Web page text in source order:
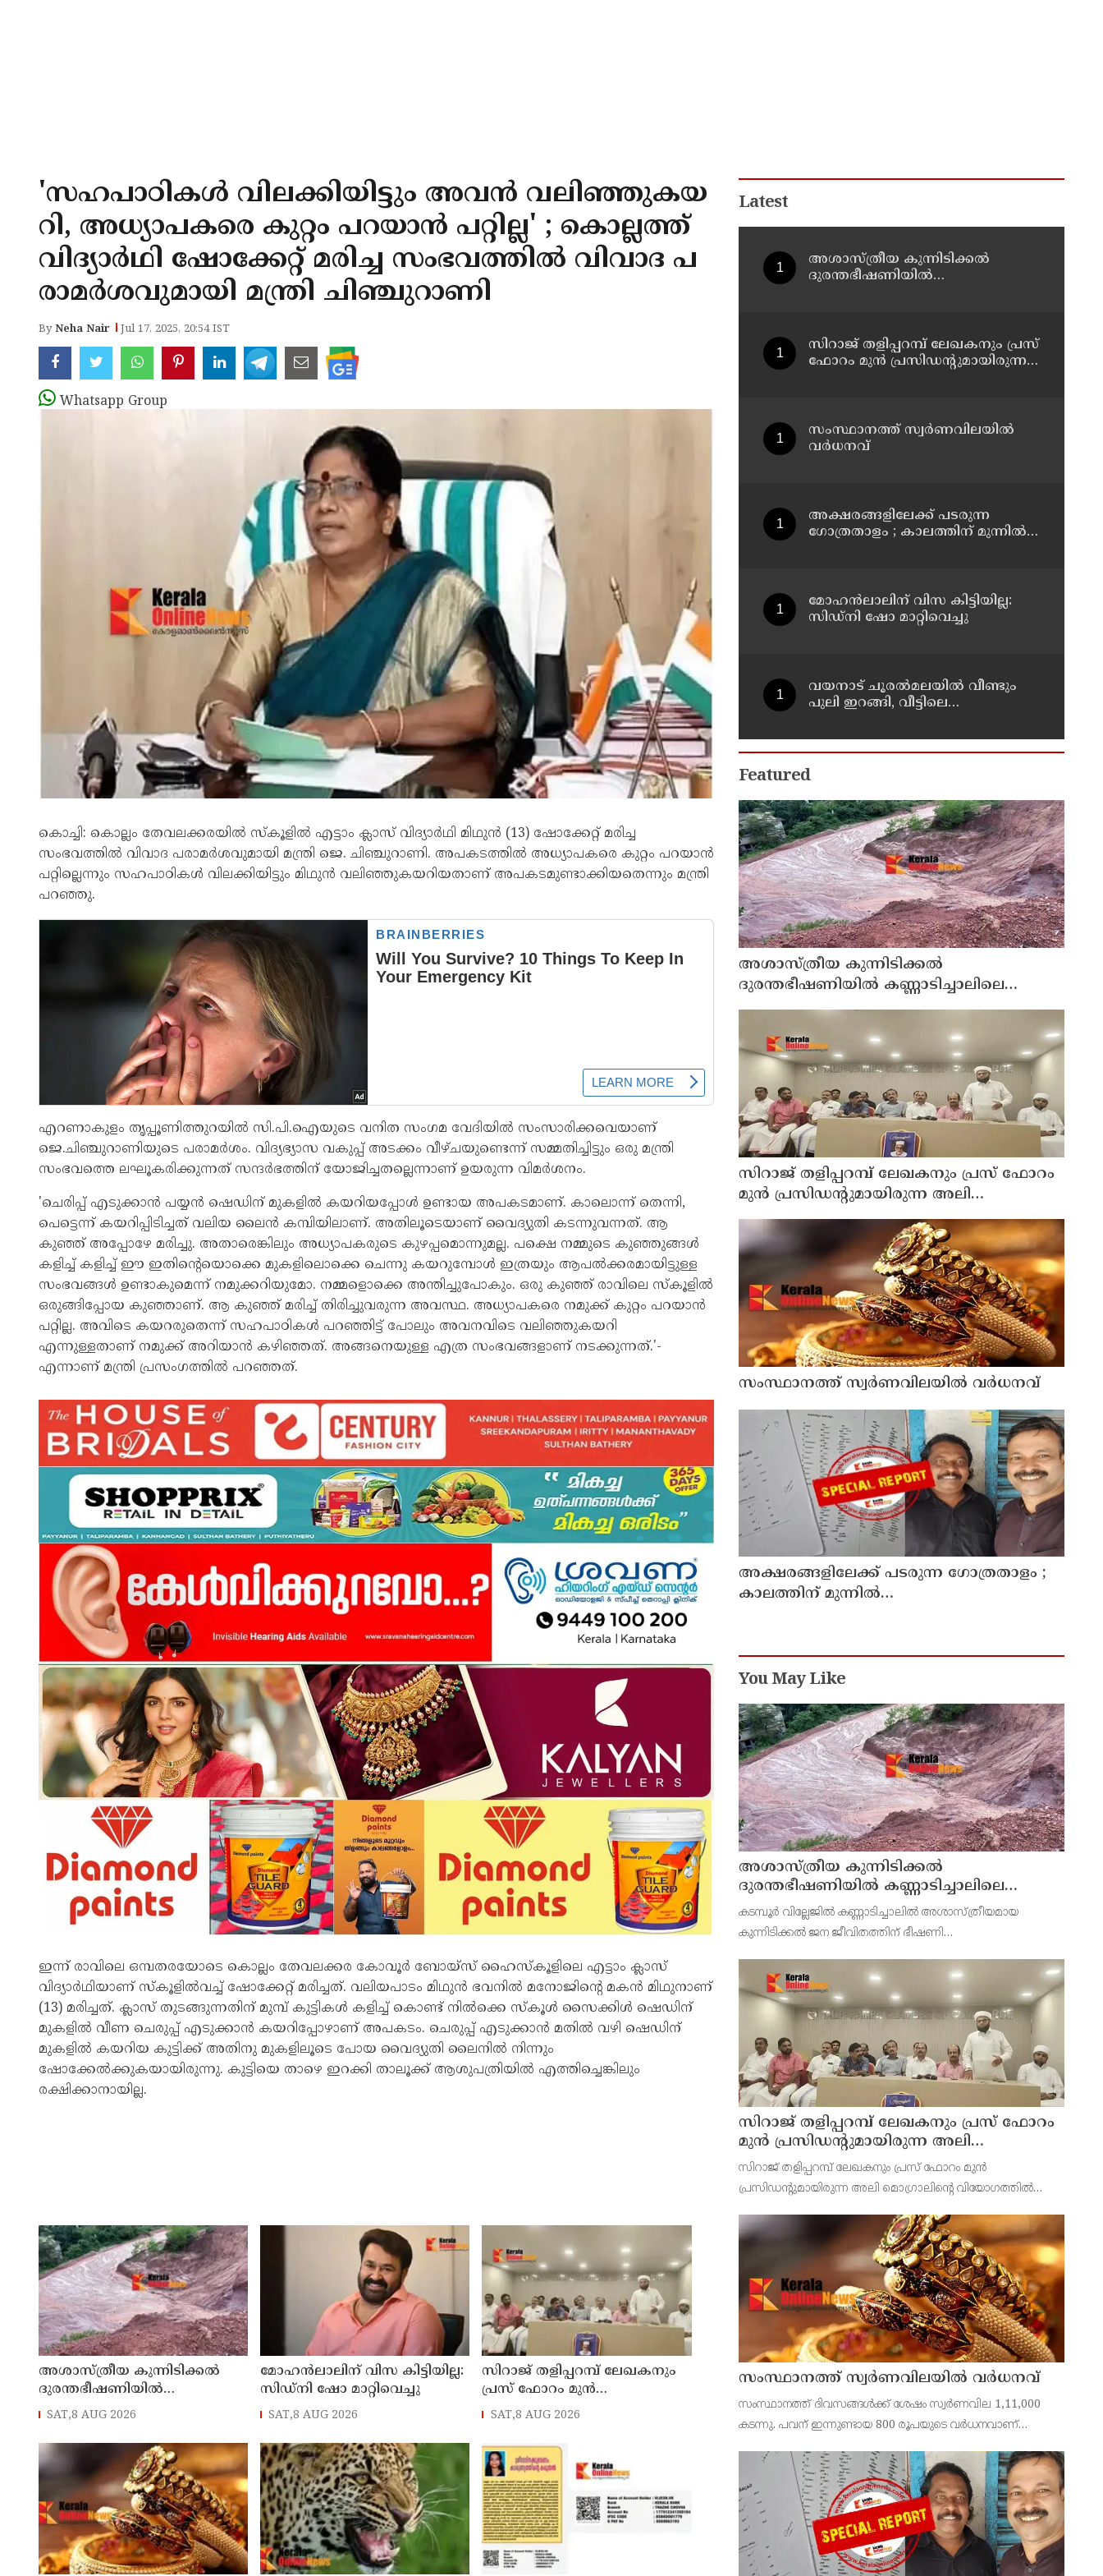
'സഹപാഠികൾ വിലക്കിയിട്ടും അവൻ വലിഞ്ഞുകയ
റി, അധ്യാപകരെ കുറ്റം പറയാൻ പറ്റില്ല' ; കൊല്ലത്ത്
വിദ്യാർഥി ഷോക്കേറ്റ് മരിച്ച സംഭവത്തിൽ വിവാദ പ
രാമർശവുമായി മന്ത്രി ചിഞ്ചുറാണി
ByNeha Nair Jul 17, 2025, 20:54 IST
Whatsapp Group
കൊച്ചി: കൊല്ലം തേവലക്കരയിൽ സ്കൂളിൽ എട്ടാം ക്ലാസ് വിദ്യാർഥി മിഥുൻ (13) ഷോക്കേറ്റ് മരിച്ച
സംഭവത്തിൽ വിവാദ പരാമർശവുമായി മന്ത്രി ജെ. ചിഞ്ചുറാണി. അപകടത്തിൽ അധ്യാപകരെ കുറ്റം പറയാൻ
പറ്റില്ലെന്നും സഹപാഠികൾ വിലക്കിയിട്ടും മിഥുൻ വലിഞ്ഞുകയറിയതാണ് അപകടമുണ്ടാക്കിയതെന്നും മന്ത്രി
പറഞ്ഞു.
എറണാകുളം തൃപ്പൂണിത്തുറയിൽ സി.പി.ഐയുടെ വനിത സംഗമ വേദിയിൽ സംസാരിക്കവെയാണ്
ജെ.ചിഞ്ചുറാണിയുടെ പരാമർശം. വിദ്യഭ്യാസ വകുപ്പ് അടക്കം വീഴ്ചയുണ്ടെന്ന് സമ്മതിച്ചിട്ടും ഒരു മന്ത്രി
സംഭവത്തെ ലഘൂകരിക്കുന്നത് സന്ദർഭത്തിന് യോജിച്ചതല്ലെന്നാണ് ഉയരുന്ന വിമർശനം.
'ചെരിപ്പ് എടുക്കാൻ പയ്യൻ ഷെഡിന് മുകളിൽ കയറിയപ്പോൾ ഉണ്ടായ അപകടമാണ്. കാലൊന്ന് തെന്നി,
പെട്ടെന്ന് കയറിപ്പിടിച്ചത് വലിയ ലൈൻ കമ്പിയിലാണ്. അതിലൂടെയാണ് വൈദ്യുതി കടന്നുവന്നത്. ആ
കുഞ്ഞ് അപ്പോഴേ മരിച്ചു. അതാരെങ്കിലും അധ്യാപകരുടെ കുഴപ്പമൊന്നുമല്ല. പക്ഷെ നമ്മുടെ കുഞ്ഞുങ്ങൾ
കളിച്ച് കളിച്ച് ഈ ഇതിൻ്റെയൊക്കെ മുകളിലൊക്കെ ചെന്നു കയറുമ്പോൾ ഇത്രയും ആപൽക്കരമായിട്ടുള്ള
സംഭവങ്ങൾ ഉണ്ടാകുമെന്ന് നമുക്കറിയുമോ. നമ്മളൊക്കെ അന്തിച്ചുപോകും. ഒരു കുഞ്ഞ് രാവിലെ സ്കൂളിൽ
ഒരുങ്ങിപ്പോയ കുഞ്ഞാണ്. ആ കുഞ്ഞ് മരിച്ച് തിരിച്ചുവരുന്ന അവസ്ഥ. അധ്യാപകരെ നമുക്ക് കുറ്റം പറയാൻ
പറ്റില്ല. അവിടെ കയറരുതെന്ന് സഹപാഠികൾ പറഞ്ഞിട്ട് പോലും അവനവിടെ വലിഞ്ഞുകയറി
എന്നുള്ളതാണ് നമുക്ക് അറിയാൻ കഴിഞ്ഞത്. അങ്ങനെയുള്ള എത്ര സംഭവങ്ങളാണ് നടക്കുന്നത്.'-
എന്നാണ് മന്ത്രി പ്രസംഗത്തിൽ പറഞ്ഞത്.
ഇന്ന് രാവിലെ ഒമ്പതരയോടെ കൊല്ലം തേവലക്കര കോവൂർ ബോയ്സ് ഹൈസ്കൂളിലെ എട്ടാം ക്ലാസ്
വിദ്യാർഥിയാണ് സ്കൂളിൽവച്ച് ഷോക്കേറ്റ് മരിച്ചത്. വലിയപാടം മിഥുൻ ഭവനിൽ മനോജിന്റെ മകൻ മിഥുനാണ്
(13) മരിച്ചത്. ക്ലാസ് തുടങ്ങുന്നതിന് മുമ്പ് കുട്ടികൾ കളിച്ച് കൊണ്ട് നിൽക്കെ സ്കൂൾ സൈക്കിൾ ഷെഡിന്
മുകളിൽ വീണ ചെരുപ്പ് എടുക്കാൻ കയറിപ്പോഴാണ് അപകടം. ചെരുപ്പ് എടുക്കാൻ മതിൽ വഴി ഷെഡിന്
മുകളിൽ കയറിയ കുട്ടിക്ക് അതിനു മുകളിലൂടെ പോയ വൈദ്യുതി ലൈനിൽ നിന്നും
ഷോക്കേൽക്കുകയായിരുന്നു. കുട്ടിയെ താഴെ ഇറക്കി താലൂക്ക് ആശുപത്രിയിൽ എത്തിച്ചെങ്കിലും
രക്ഷിക്കാനായില്ല.
അശാസ്ത്രീയ കുന്നിടിക്കൽ
ദുരന്തഭീഷണിയിൽ
കണ്ണാടിച്ചാലിലെ കുടുംബങ്ങൾ
SAT,8 AUG 2026
മോഹൻലാലിന് വിസ കിട്ടിയില്ല:
സിഡ്നി ഷോ മാറ്റിവെച്ചു
SAT,8 AUG 2026
സിറാജ് തളിപ്പറമ്പ് ലേഖകനും
പ്രസ് ഫോറം മുൻ
പ്രസിഡൻ്റുമായിരുന്ന അലി
സർവ്വകക്ഷി അനുസ്മരണം
നടത്തി
SAT,8 AUG 2026
Latest
അശാസ്ത്രീയ കുന്നിടിക്കൽ
ദുരന്തഭീഷണിയിൽ
സിറാജ് തളിപ്പറമ്പ് ലേഖകനും പ്രസ്
ഫോറം മുൻ പ്രസിഡൻ്റുമായിരുന്ന
സംസ്ഥാനത്ത് സ്വർണവിലയിൽ
വർധനവ്
അക്ഷരങ്ങളിലേക്ക് പടരുന്ന
ഗോത്രതാളം ; കാലത്തിന് മുന്നിൽ
മലവേട്ടുവരുടെയും തനത്
ഭാഷയ്ക്ക് നിഘണ്ടു ഒരുങ്ങുന്നു
മോഹൻലാലിന് വിസ കിട്ടിയില്ല:
സിഡ്നി ഷോ മാറ്റിവെച്ചു
വയനാട് ചൂരൽമലയിൽ വീണ്ടും
പുലി ഇറങ്ങി, വീട്ടിലെ
Featured
അശാസ്ത്രീയ കുന്നിടിക്കൽ
ദുരന്തഭീഷണിയിൽ കണ്ണാടിച്ചാലിലെ
കുടുംബങ്ങൾ
സിറാജ് തളിപ്പറമ്പ് ലേഖകനും പ്രസ് ഫോറം
മുൻ പ്രസിഡൻ്റുമായിരുന്ന അലി
മൊഗ്രാലിൻ്റെ വിയോഗത്തിൽ സർവ്വകക്ഷി
അനുസ്മരണം നടത്തി
സംസ്ഥാനത്ത് സ്വർണവിലയിൽ വർധനവ്
അക്ഷരങ്ങളിലേക്ക് പടരുന്ന ഗോത്രതാളം ;
കാലത്തിന് മുന്നിൽ
മലവേട്ടുവരുടെയും തനത് ഭാഷയ്ക്ക്
നിഘണ്ടു ഒരുങ്ങുന്നു
You May Like
അശാസ്ത്രീയ കുന്നിടിക്കൽ
ദുരന്തഭീഷണിയിൽ കണ്ണാടിച്ചാലിലെ
കുടുംബങ്ങൾ
കടമ്പൂർ വില്ലേജിൽ കണ്ണാടിച്ചാലിൽ അശാസ്ത്രീയമായ
കുന്നിടിക്കൽ ജന ജീവിതത്തിന് ഭീഷണി
കുന്നിടിച്ചതിനെ തുടർന്ന് കഴിഞ്ഞ 2-3 വർഷമായി
പ്രദേശവാസികളുടെ ജീവനും സ്വത്തിനും
സിറാജ് തളിപ്പറമ്പ് ലേഖകനും പ്രസ് ഫോറം
മുൻ പ്രസിഡൻ്റുമായിരുന്ന അലി
മൊഗ്രാലിൻ്റെ വിയോഗത്തിൽ സർവ്വകക്ഷി
അനുസ്മരണം നടത്തി
സിറാജ് തളിപ്പറമ്പ് ലേഖകനും പ്രസ് ഫോറം മുൻ
പ്രസിഡൻ്റുമായിരുന്ന അലി മൊഗ്രാലിൻ്റെ വിയോഗത്തിൽ
ഹാളിൽ നടന്ന അനുസ്മരണം സിപിഐ എം തളിപ്പറമ്പ്
ഏരിയാ സെക്രട്ടറി കെ സന
സംസ്ഥാനത്ത് സ്വർണവിലയിൽ വർധനവ്
‌‌സംസ്ഥാനത്ത് ദിവസങ്ങൾക്ക് ശേഷം സ്വർണവില 1,11,000
കടന്നു. പവന് ഇന്നുണ്ടായ 800 രൂപയുടെ വർധനവാണ്
ഇന്നത്തെ വിപണിവില.